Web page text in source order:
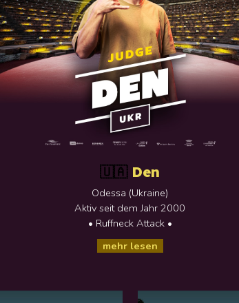
🇺🇦 Den
Odessa (Ukraine)
Aktiv seit dem Jahr2000
• Ruffneck Attack •
mehr lesen